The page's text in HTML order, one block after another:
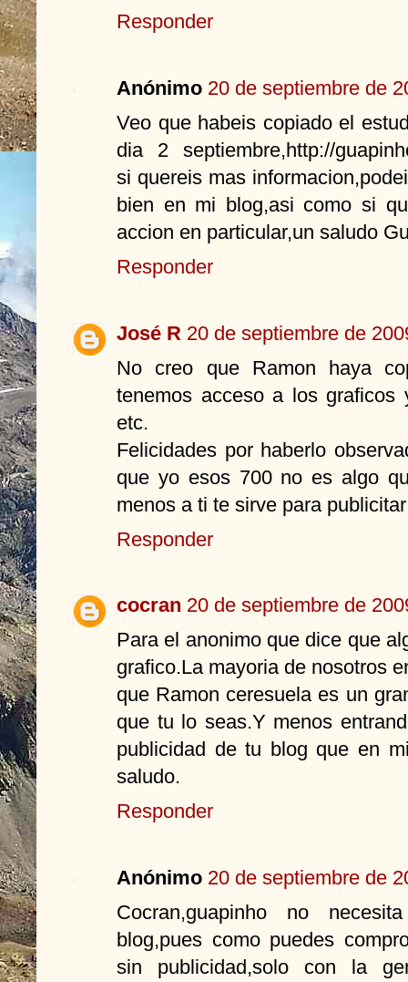
Responder
Anónimo 20 de septiembre de
Veo que habeis copiado el
dia 2 septiembre,http://
si quereis mas
bien en mi blog,asi como si
accion en particular,un saludo
Responder
José R 20 de septiembre de
No creo que Ramon haya
tenemos acceso a los graficos
etc.
Felicidades por haberlo
que yo esos 700 no es algo
menos a ti te sirve para
Responder
cocran 20 de septiembre de
Para el anonimo que dice que
grafico.La mayoria de nosotros
que Ramon ceresuela es un
que tu lo seas.Y menos
publicidad de tu blog que en
saludo.
Responder
Anónimo 20 de septiembre de
Cocran,guapinho no
blog,pues como puedes
sin publicidad,solo con la